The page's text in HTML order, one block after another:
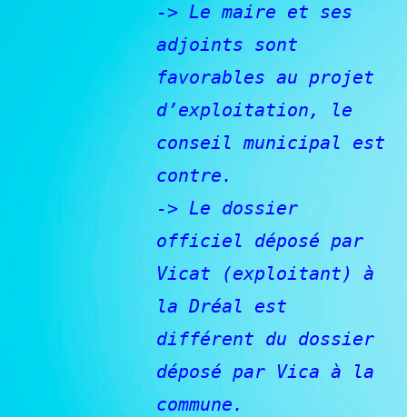
-> Le maire et ses
adjoints sont
favorables au projet
d’exploitation, le
conseil municipal est
contre.
-> Le dossier
officiel déposé par
Vicat (exploitant) à
la Dréal est
différent du dossier
déposé par Vica à la
commune.